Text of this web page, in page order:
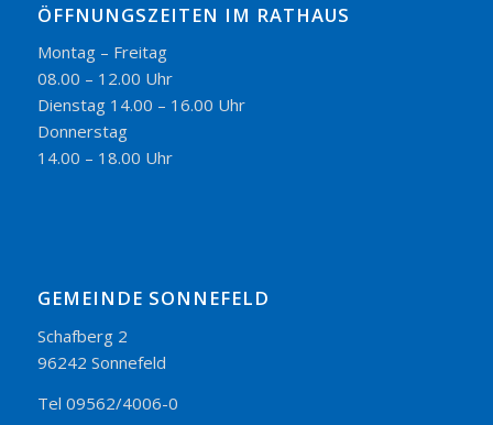
ÖFFNUNGSZEITEN IM RATHAUS
Montag – Freitag
08.00 – 12.00 Uhr
Dienstag 14.00 – 16.00 Uhr
Donnerstag
14.00 – 18.00 Uhr
GEMEINDE SONNEFELD
Schafberg 2
96242 Sonnefeld
Tel 09562/4006-0